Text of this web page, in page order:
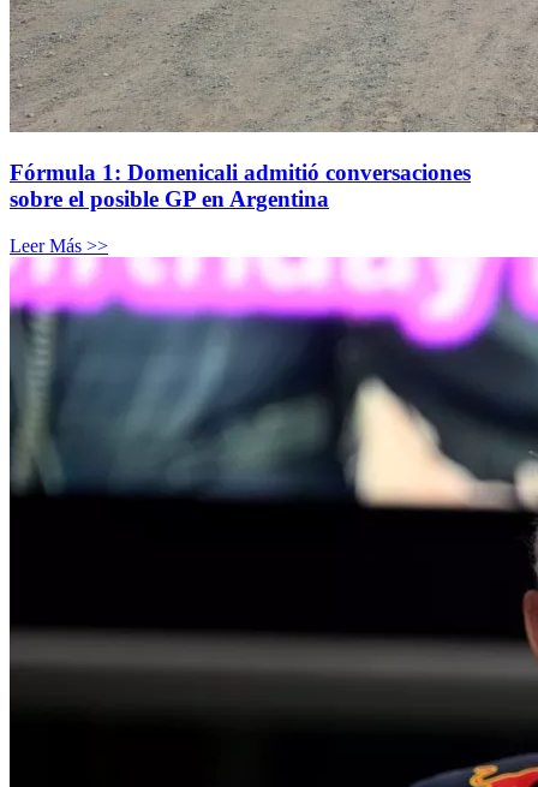
Fórmula 1: Domenicali admitió conversaciones
sobre el posible GP en Argentina
Leer Más >>